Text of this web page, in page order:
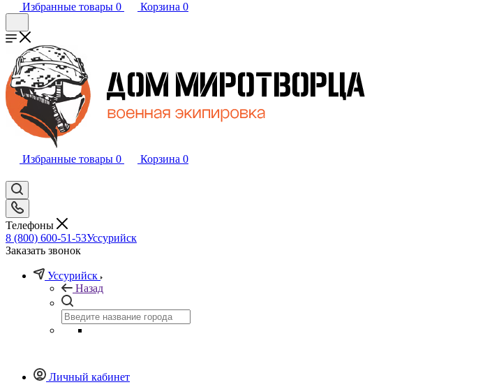
Избранные товары 0 Корзина 0
Избранные товары 0 Корзина 0
Телефоны
8 (800) 600-51-53Уссурийск
Заказать звонок
Уссурийск
Назад
Личный кабинет